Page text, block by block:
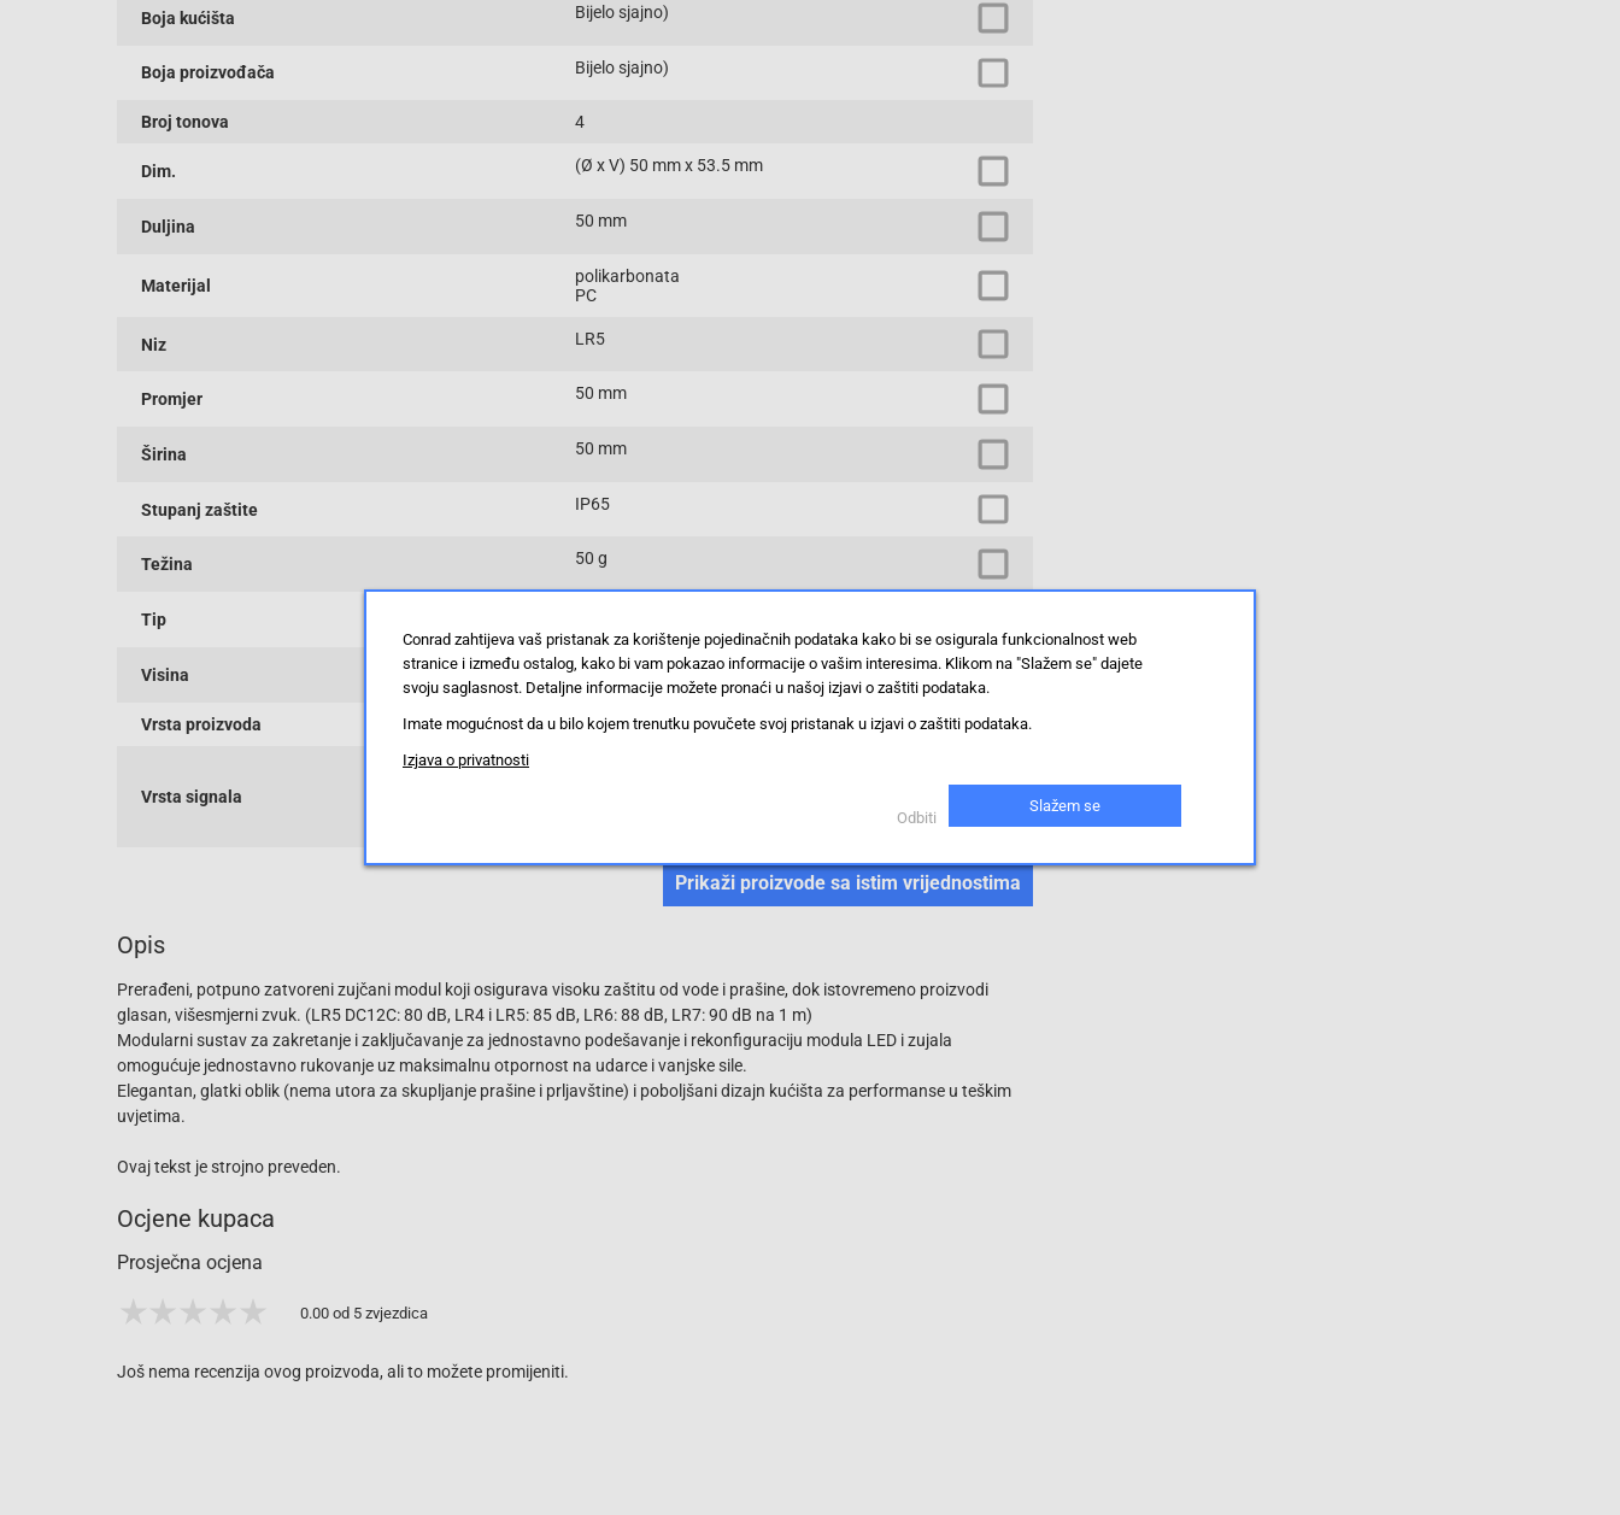
Boja kućišta Bijelo sjajno)
Boja proizvođača Bijelo sjajno)
Broj tonova 4
Dim. (Ø x V) 50 mm x 53.5 mm
Duljina 50 mm
Materijal
polikarbonata
PC
Niz LR5
Promjer 50 mm
Širina 50 mm
Stupanj zaštite IP65
Težina 50 g
Tip
Visina 53.5 mm
Vrsta proizvoda zujalica
Vrsta signala
Prikaži proizvode sa istim vrijednostima
Opis
Prerađeni, potpuno zatvoreni zujčani modul koji osigurava visoku zaštitu od vode i prašine, dok istovremeno proizvodi
glasan, višesmjerni zvuk. (LR5 DC12C: 80 dB, LR4 i LR5: 85 dB, LR6: 88 dB, LR7: 90 dB na 1 m)
Modularni sustav za zakretanje i zaključavanje za jednostavno podešavanje i rekonfiguraciju modula LED i zujala
omogućuje jednostavno rukovanje uz maksimalnu otpornost na udarce i vanjske sile.
Elegantan, glatki oblik (nema utora za skupljanje prašine i prljavštine) i poboljšani dizajn kućišta za performanse u teškim
uvjetima.
Ovaj tekst je strojno preveden.
Ocjene kupaca
Prosječna ocjena
0.00 od 5 zvjezdica
Još nema recenzija ovog proizvoda, ali to možete promijeniti.
Conrad zahtijeva vaš pristanak za korištenje pojedinačnih podataka kako bi se osigurala funkcionalnost web
stranice i između ostalog, kako bi vam pokazao informacije o vašim interesima. Klikom na "Slažem se" dajete
svoju saglasnost. Detaljne informacije možete pronaći u našoj izjavi o zaštiti podataka.
Imate mogućnost da u bilo kojem trenutku povučete svoj pristanak u izjavi o zaštiti podataka.
Izjava o privatnosti
Odbiti
Slažem se